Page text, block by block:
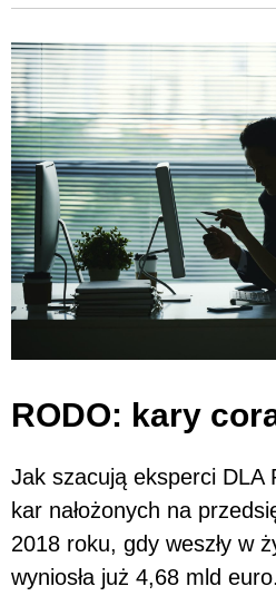
RODO: kary
Jak szacują eksperci DLA
kar nałożonych na
2018 roku, gdy weszły w
wyniosła już 4,68 mld